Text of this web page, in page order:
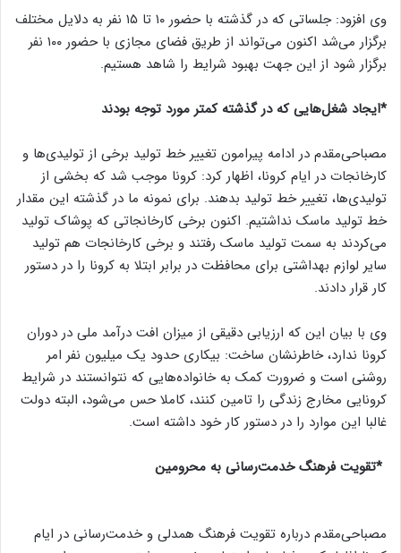
وی افزود: جلساتی که در گذشته با حضور ۱۰ تا ۱۵ نفر به دلایل مختلف
برگزار می‌شد اکنون می‌تواند از طریق فضای مجازی با حضور ۱۰۰ نفر
برگزار شود از این جهت بهبود شرایط را شاهد هستیم.
*ایجاد شغل‌هایی که در گذشته کمتر مورد توجه بودند
مصباحی‌مقدم در ادامه پیرامون تغییر خط تولید برخی از تولیدی‌ها و
کارخانجات در ایام کرونا، اظهار کرد: کرونا موجب شد که بخشی از
تولیدی‌ها، تغییر خط تولید بدهند. برای نمونه ما در گذشته این مقدار
خط تولید ماسک نداشتیم. اکنون برخی کارخانجاتی که پوشاک تولید
می‌کردند به سمت تولید ماسک رفتند و برخی کارخانجات هم تولید
سایر لوازم بهداشتی برای محافظت در برابر ابتلا به کرونا را در دستور
کار قرار دادند.
وی با بیان این که ارزیابی دقیقی از میزان افت درآمد ملی در دوران
کرونا ندارد، خاطرنشان ساخت: بیکاری حدود یک میلیون نفر امر
روشنی است و ضرورت کمک به خانواده‌هایی که نتوانستند در شرایط
کرونایی مخارج زندگی را تامین کنند، کاملا حس می‌شود، البته دولت
غالبا این موارد را در دستور کار خود داشته است.
*تقویت فرهنگ خدمت‌رسانی به محرومین
مصباحی‌مقدم درباره تقویت فرهنگ همدلی و خدمت‌رسانی در ایام